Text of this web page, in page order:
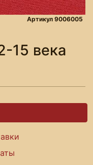
Артикул 9006005
15 века